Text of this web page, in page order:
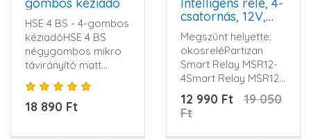
HSE 4 BS - 4-gombos
kéziadóHSE 4 BS
négygombos mikro
távirányító matt
fekete színbenAz új,
exkluzív ..
18 890 Ft
csatornás, 12V,
WIFI-re
csatlakoztatható
Megszűnt helyette:
okosreléPartizan
Smart Relay MSR12-
4Smart Relay MSR12-
4Kimeneti relé
érték10А/250..
12 990 Ft
19 050
Ft